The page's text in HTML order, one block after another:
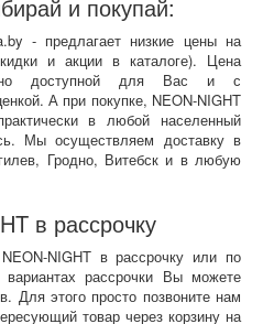
и покупай:
- предлагает низкие цены на
и акции в каталоге). Цена
доступной для Вас и с
А при покупке, NEON-NIGHT
в любой населенный
Мы осуществляем доставку в
Гродно, Витебск и в любую
в рассрочку
NIGHT в рассрочку или по
рассрочки Вы можете
Для этого просто позвоните нам
товар через корзину на